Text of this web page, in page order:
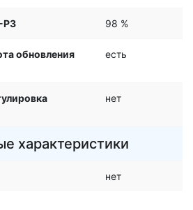
P3 98 %
обновления
есть
нет
характеристики
нет